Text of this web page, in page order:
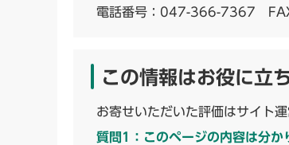
電話番号： 047-366-7367
この情報はお役に立
お寄せいただいた評価はサイト
質問1：このページの内容は分か